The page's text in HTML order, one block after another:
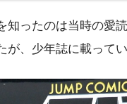
知ったのは当時の愛
が、少年誌に載って